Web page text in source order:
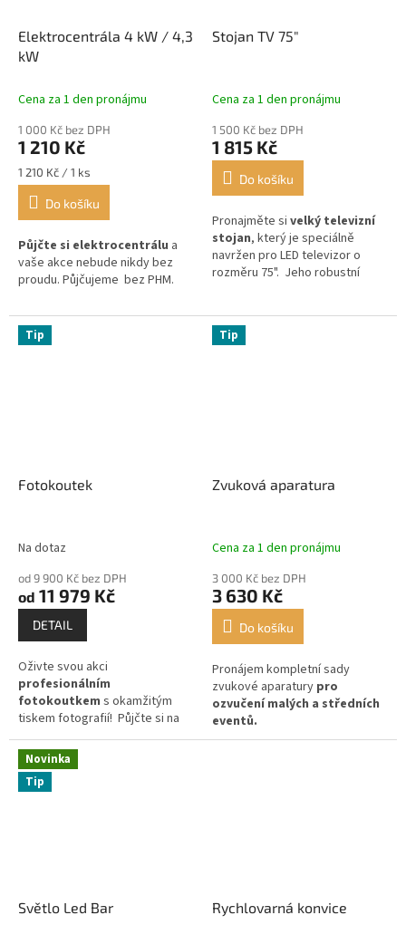
Elektrocentrála 4 kW / 4,3
kW
Cena za 1 den pronájmu
1 000 Kč bez DPH
1 210 Kč
Měrná
cena:
1 210 Kč / 1 ks
Do košíku
Půjčte si elektrocentrálu a
vaše akce nebude nikdy bez
proudu. Půjčujeme bez PHM.
Stojan TV 75"
Cena za 1 den pronájmu
1 500 Kč bez DPH
1 815 Kč
Do košíku
Pronajměte si velký televizní
stojan, který je speciálně
navržen pro LED televizor o
rozměru 75". Jeho robustní
vaši televizi.
Tip
Fotokoutek
Na dotaz
od 9 900 Kč bez DPH
od 11 979 Kč
DETAIL
Oživte svou akci
profesionálním
fotokoutkem s okamžitým
tiskem fotografií! Půjčte si na
eventnáš Dream fotokoutek
a připravte vašim hostům
skvělé vzpomínky.
Tip
Zvuková aparatura
Cena za 1 den pronájmu
3 000 Kč bez DPH
3 630 Kč
Do košíku
Pronájem kompletní sady
zvukové aparatury pro
ozvučení malých a středních
eventů.
Novinka
Tip
Světlo Led Bar Rychlovarná konvice